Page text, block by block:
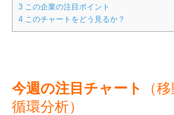
3 この企業の注目ポイント
4 このチャートをどう見るか？
今週の注目チャート
（
循環分析）